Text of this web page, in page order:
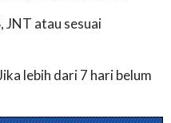
JNT atau sesuai
lebih dari 7 hari belum